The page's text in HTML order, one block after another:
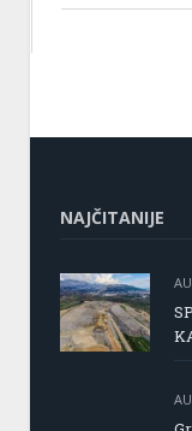
NAJČITANIJE